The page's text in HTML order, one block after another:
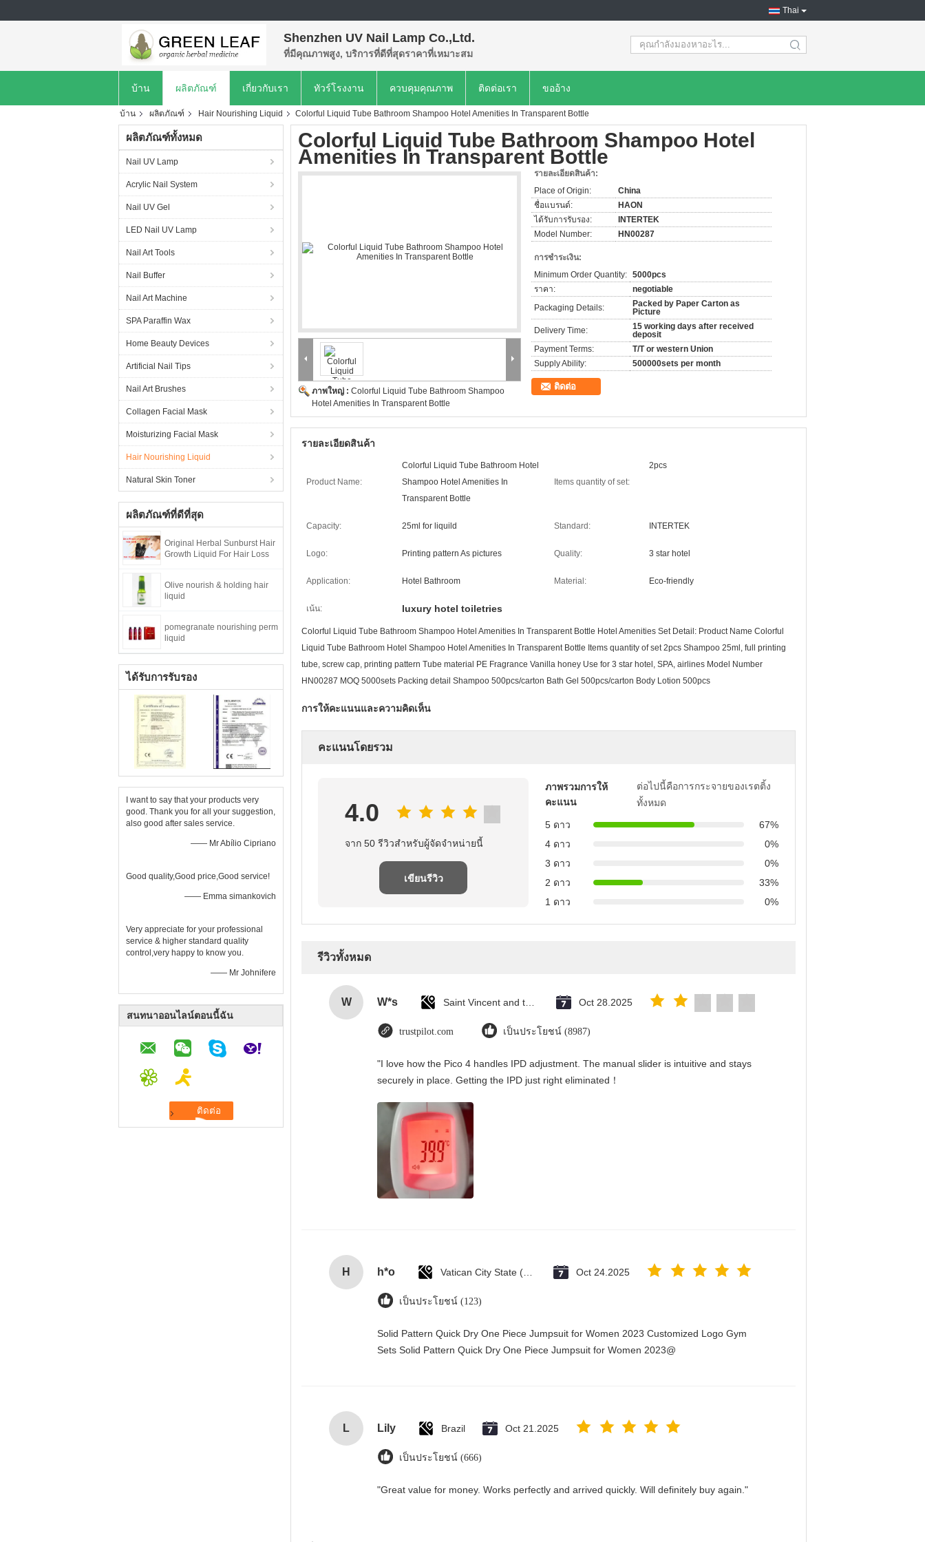
Thai
Shenzhen UV Nail Lamp Co.,Ltd.
ที่มีคุณภาพสูง, บริการที่ดีที่สุดราคาที่เหมาะสม search
บ้าน ผลิตภัณฑ์ เกี่ยวกับเรา ทัวร์โรงงาน ควบคุมคุณภาพ ติดต่อเรา ขออ้าง
บ้าน ผลิตภัณฑ์ Hair Nourishing Liquid Colorful Liquid Tube Bathroom Shampoo Hotel Amenities In Transparent Bottle
ผลิตภัณฑ์ทั้งหมด
Nail UV Lamp
Acrylic Nail System
Nail UV Gel
LED Nail UV Lamp
Nail Art Tools
Nail Buffer
Nail Art Machine
SPA Paraffin Wax
Home Beauty Devices
Artificial Nail Tips
Nail Art Brushes
Collagen Facial Mask
Moisturizing Facial Mask
Hair Nourishing Liquid
Natural Skin Toner
ผลิตภัณฑ์ที่ดีที่สุด
Original Herbal Sunburst Hair
Growth Liquid For Hair Loss
Olive nourish & holding hair
liquid
pomegranate nourishing perm
liquid
ได้รับการรับรอง
I want to say that your products very
good. Thank you for all your suggestion,
also good after sales service.
—— Mr Abílio Cipriano
Good quality,Good price,Good service!
—— Emma simankovich
Very appreciate for your professional
service & higher standard quality
control,very happy to know you.
—— Mr Johnifere
สนทนาออนไลน์ตอนนี้ฉัน
Colorful Liquid Tube Bathroom Shampoo Hotel
Amenities In Transparent Bottle
ภาพใหญ่ : Colorful Liquid Tube Bathroom Shampoo
Hotel Amenities In Transparent Bottle
รายละเอียดสินค้า:
Place of Origin:
China
ชื่อแบรนด์:
HAON
ได้รับการรับรอง:
INTERTEK
Model Number:
HN00287
การชำระเงิน:
Minimum Order Quantity: 5000pcs
ราคา:
negotiable
Packaging Details:
Packed by Paper Carton as
Picture
Delivery Time:
15 working days after received
deposit
Payment Terms:
T/T or western Union
Supply Ability:
500000sets per month
ติดต่อ
รายละเอียดสินค้า
Product Name:
Colorful Liquid Tube Bathroom Hotel
Shampoo Hotel Amenities In
Transparent Bottle
Items quantity of set:
2pcs
Capacity: 25ml for liquild Standard: INTERTEK
Logo: Printing pattern As pictures Quality: 3 star hotel
Application: Hotel Bathroom Material: Eco-friendly
เน้น: luxury hotel toiletries
Colorful Liquid Tube Bathroom Shampoo Hotel Amenities In Transparent Bottle​ Hotel Amenities Set Detail: Product Name Colorful
Liquid Tube Bathroom Hotel Shampoo Hotel Amenities In Transparent Bottle Items quantity of set 2pcs Shampoo 25ml, full printing
tube, screw cap, printing pattern Tube material PE Fragrance Vanilla honey Use for 3 star hotel, SPA, airlines Model Number
HN00287 MOQ 5000sets Packing detail Shampoo 500pcs/carton Bath Gel 500pcs/carton Body Lotion 500pcs
การให้คะแนนและความคิดเห็น
คะแนนโดยรวม
4.0
จาก 50 รีวิวสําหรับผู้จัดจําหน่ายนี้
เขียนรีวิว
ภาพรวมการให้
คะแนน
ต่อไปนี้คือการกระจายของเรตติ้ง
ทั้งหมด
5 ดาว
67%
4 ดาว
0%
3 ดาว
0%
2 ดาว
33%
1 ดาว
0%
รีวิวทั้งหมด
W W*s Oct 28.2025
trustpilot.com เป็นประโยชน์ (8987)
"I love how the Pico 4 handles IPD adjustment. The manual slider is intuitive and stays
securely in place. Getting the IPD just right eliminated！
H h*o Oct 24.2025
เป็นประโยชน์ (123)
Solid Pattern Quick Dry One Piece Jumpsuit for Women 2023 Customized Logo Gym
Sets Solid Pattern Quick Dry One Piece Jumpsuit for Women 2023@
L Lily Brazil Oct 21.2025
เป็นประโยชน์ (666)
"Great value for money. Works perfectly and arrived quickly. Will definitely buy again."